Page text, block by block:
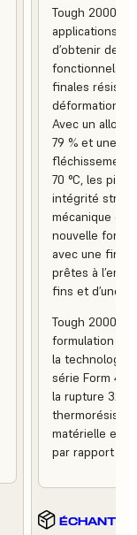
Tough 2000
applications
d’obtenir des
fonctionnels,
finales
déformation et
Avec un
79 % et une
fléchissement
70 °C, les
intégrité
mécanique et
nouvelle
avec une
prêtes à
fins et d’une
Tough 2000
formulation de
la technologie
série Form 4
la rupture 3x
matérielle et
par rapport à